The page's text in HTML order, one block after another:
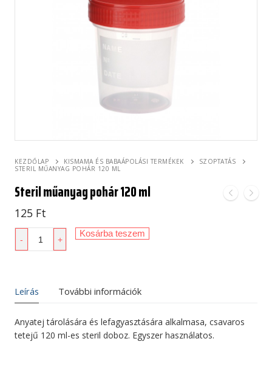
KEZDŐLAP KISMAMA ÉS BABAÁPOLÁSI TERMÉKEK
SZOPTATÁS
STERIL MŰANYAG POHÁR 120 ML
Steril műanyag pohár 120 ml
125 Ft
ml
mennyiség
- +
Kosárba teszem
Leírás További információk
Anyatej tárolására és lefagyasztására alkalmasa, csavaros
tetejű 120 ml-es steril doboz. Egyszer használatos.